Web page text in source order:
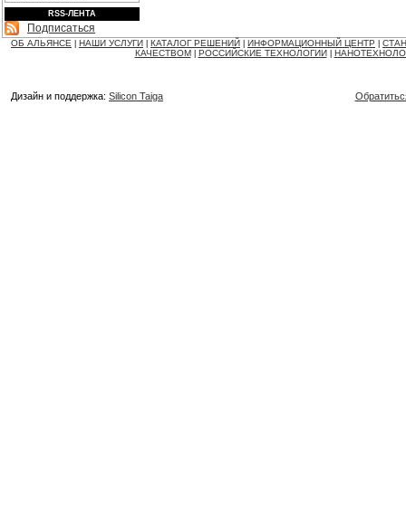
RSS-ЛЕНТА
Подписаться
ОБ АЛЬЯНСЕ НАШИ УСЛУГИ КАТАЛОГ РЕШЕНИЙ ИНФОРМАЦИОННЫЙ ЦЕНТР
КАЧЕСТВОМ
РОССИЙСКИЕ ТЕХНОЛОГИИ
Дизайн и поддержка: Silicon Taiga